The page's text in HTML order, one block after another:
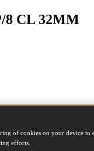
8 CL 32MM
of cookies on your device to
efforts.